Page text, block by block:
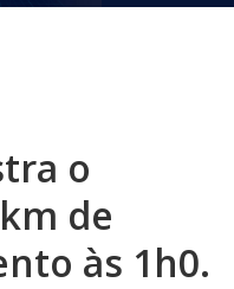
o
de
às 1h0.